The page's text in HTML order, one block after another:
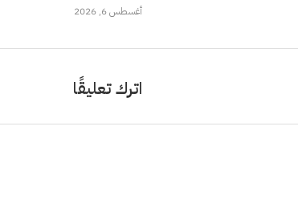
أغسطس 6, 2026
اترك تعليقًا